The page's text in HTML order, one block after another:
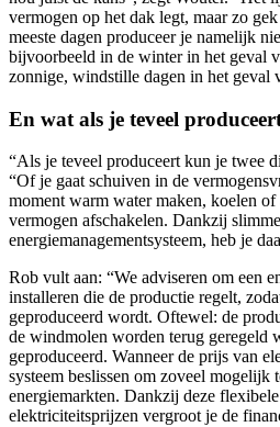
vermogen op het dak legt, maar zo
meeste dagen produceer je namelijk
bijvoorbeeld in de winter in het geval
zonnige, windstille dagen in het geval
En wat als je teveel
“Als je teveel produceert kun je twee
“Of je gaat schuiven in de
moment warm water maken, koelen
vermogen afschakelen. Dankzij
energiemanagementsysteem, heb je
Rob vult aan: “We adviseren om een
installeren die de productie regelt,
geproduceerd wordt. Oftewel: de
de windmolen worden terug geregeld
geproduceerd. Wanneer de prijs van
systeem beslissen om zoveel mogelijk
energiemarkten. Dankzij deze
elektriciteitsprijzen vergroot je de